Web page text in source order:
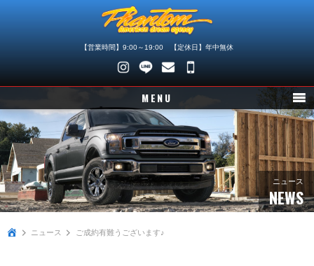
【営業時間】9:00～19:00 【定休日】年中無休
048-
745-
4446
MENU
ニュース
在庫車情報
パーツ情報
メンテナンス
買取査定
ニュース
NEWS
ニュース ご成約有難うございます♪